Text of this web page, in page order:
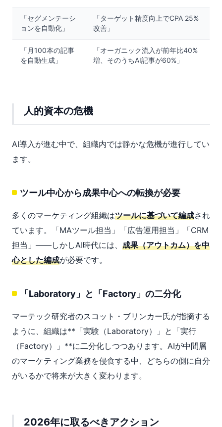
「セグメンテーシ
ョンを自動化」
「ターゲット精度向上でCPA 25%
改善」
「月100本の記事
を自動生成」
「オーガニック流入が前年比40%
増、そのうちAI記事が60%」
人的資本の危機
AI導入が進む中で、組織内では静かな危機が進行してい
ます。
ツール中心から成果中心への転換が必要
多くのマーケティング組織はツールに基づいて編成され
ています。「MAツール担当」「広告運用担当」「CRM
担当」——しかしAI時代には、 成果（アウトカム）を中
心とした編成が必要です。
「Laboratory」と「Factory」の二分化
マーテック研究者のスコット・ブリンカー氏が指摘する
ように、組織は**「実験（Laboratory）」と「実行
（Factory）」**に二分化しつつあります。AIが中間層
のマーケティング業務を侵食する中、どちらの側に自分
がいるかで将来が大きく変わります。
2026年に取るべきアクション